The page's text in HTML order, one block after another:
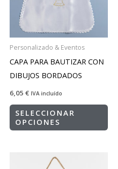
Personalizado & Eventos
CAPA PARA BAUTIZAR CON
DIBUJOS BORDADOS
6,05 € IVA incluído
SELECCIONAR
OPCIONES